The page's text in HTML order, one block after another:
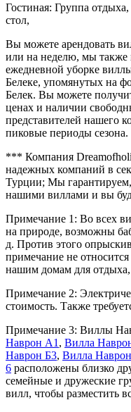
Гостиная: Группа
стол,
Вы можете арендовать
или на неделю, мы также
ежедневной уборке
Белеке, упомянутых на
Белек. Вы можете
ценах и наличии
представителей нашего
пиковые периоды сезона.
*** Компания
надежных компаний в
Турции; Мы гарантируем,
нашими виллами и вы
Примечание 1: Во всех
на природе, возможны
д. Против этого
примечание не
нашим домам для
Примечание 2:
стоимость. Также
Примечание 3: Виллы
Наврон A1 , Вилла
Наврон Б3, Вилла
6 расположены близко
семейные и дружеские
вилл, чтобы разместить